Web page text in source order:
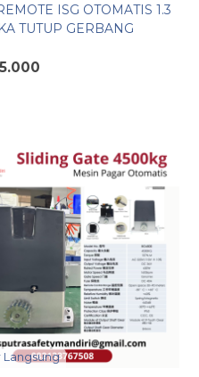
ISG OTOMATIS 1.3
TUTUP GERBANG
Langsung